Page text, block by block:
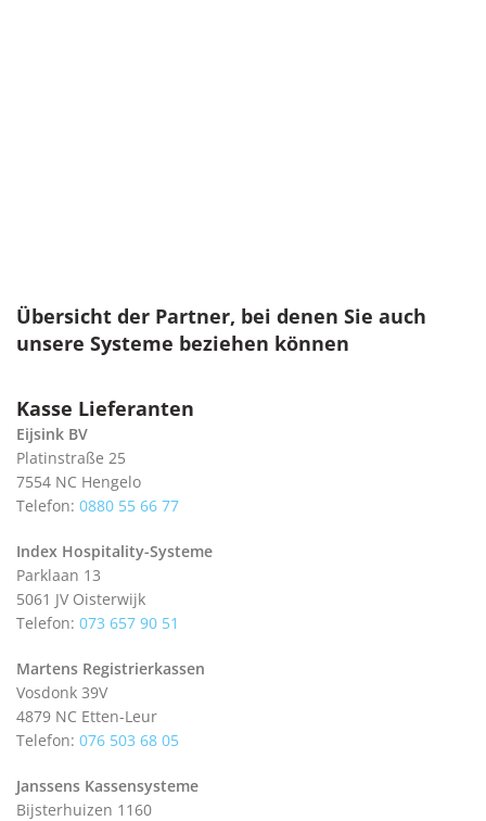
Übersicht der Partner, bei denen Sie auch
unsere Systeme beziehen können
Kasse Lieferanten
Eijsink BV
Platinstraße 25
7554 NC Hengelo
Telefon: 0880 55 66 77
Index Hospitality-Systeme
Parklaan 13
5061 JV Oisterwijk
Telefon: 073 657 90 51
Martens Registrierkassen
Vosdonk 39V
4879 NC Etten-Leur
Telefon: 076 503 68 05
Janssens Kassensysteme
Bijsterhuizen 1160